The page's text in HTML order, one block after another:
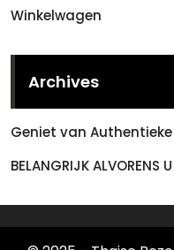
Winkelwagen
Archives
Geniet van
BELANGRIJK ALVORENS